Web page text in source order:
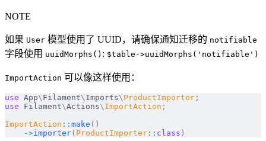
NOTE
如果 User 模型使用了 UUID，请确保通知迁移的 notifiable
字段使用 uuidMorphs() : $table->uuidMorphs('notifiable')
ImportAction 可以像这样使用：
use App\ Filament\ Imports\ ProductImporter ;
use Filament\Actions\ ImportAction ;
ImportAction :: make ()
    ->
importer( ProductImporter :: class )